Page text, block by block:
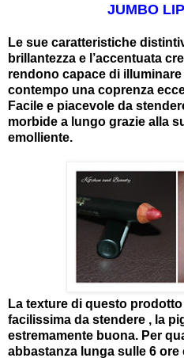
JUMBO
Le sue caratteristiche
brillantezza e l’accentuata
rendono capace di
contempo una coprenza
Facile e piacevole da
morbide a lungo grazie alla
emolliente.
La texture di questo
facilissima da stendere , la
estremamente buona. Per
abbastanza lunga sulle 6 ore